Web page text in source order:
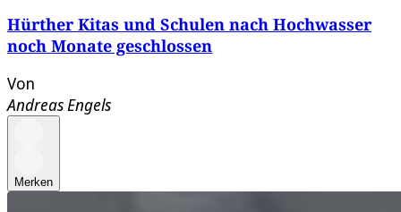
Hürther Kitas und Schulen nach Hochwasser
noch Monate geschlossen
Von
Andreas Engels
Merken